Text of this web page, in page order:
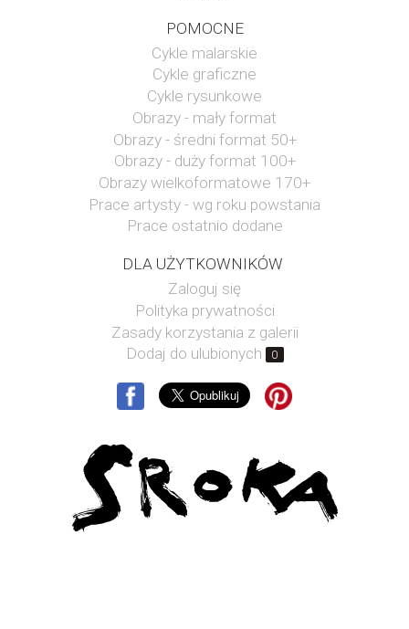
POMOCNE
Cykle malarskie
Cykle graficzne
Cykle rysunkowe
Obrazy - mały format
Obrazy - średni format 50+
Obrazy - duży format 100+
Obrazy wielkoformatowe 170+
Prace artysty - wg roku powstania
Prace ostatnio dodane
DLA UŻYTKOWNIKÓW
Zaloguj się
Polityka prywatności
Zasady korzystania z galerii
Dodaj do ulubionych
0